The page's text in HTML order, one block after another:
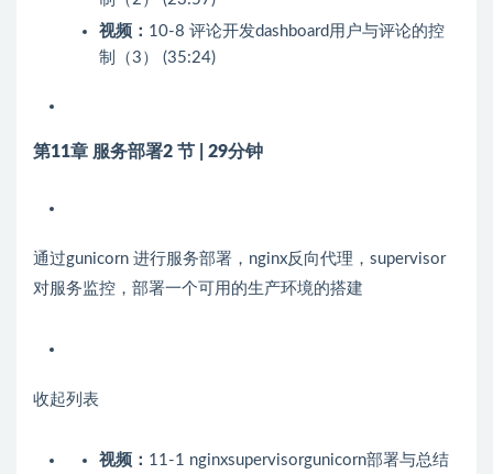
视频： 10-8 评论开发dashboard用户与评论的控
制（3） (35:24)
第11章 服务部署2 节 | 29分钟
通过gunicorn 进行服务部署，nginx反向代理，supervisor
对服务监控，部署一个可用的生产环境的搭建
收起列表
视频： 11-1 nginxsupervisorgunicorn部署与总结